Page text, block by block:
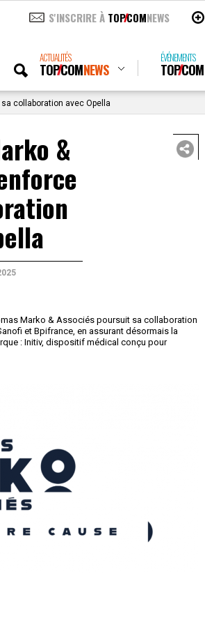
S'INSCRIRE À TOPCOMNEWS
ACTUALITÉS
TOPCOMNEWS
ÉVÉNEMENTS
TOP
collaboration avec Opella
&
Marko & Associés poursuit sa collaboration
et Bpifrance, en assurant désormais la
: Initiv, dispositif médical conçu pour